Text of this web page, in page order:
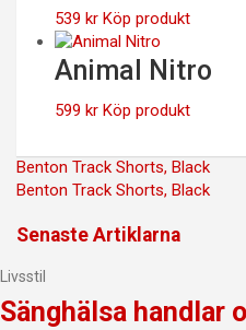
539 kr Köp produkt
Animal Nitro
599 kr Köp produkt
Inläggsnavigering
Benton Track Shorts, Black
Benton Track Shorts, Black
Senaste Artiklarna
Livsstil
Sänghälsa handlar